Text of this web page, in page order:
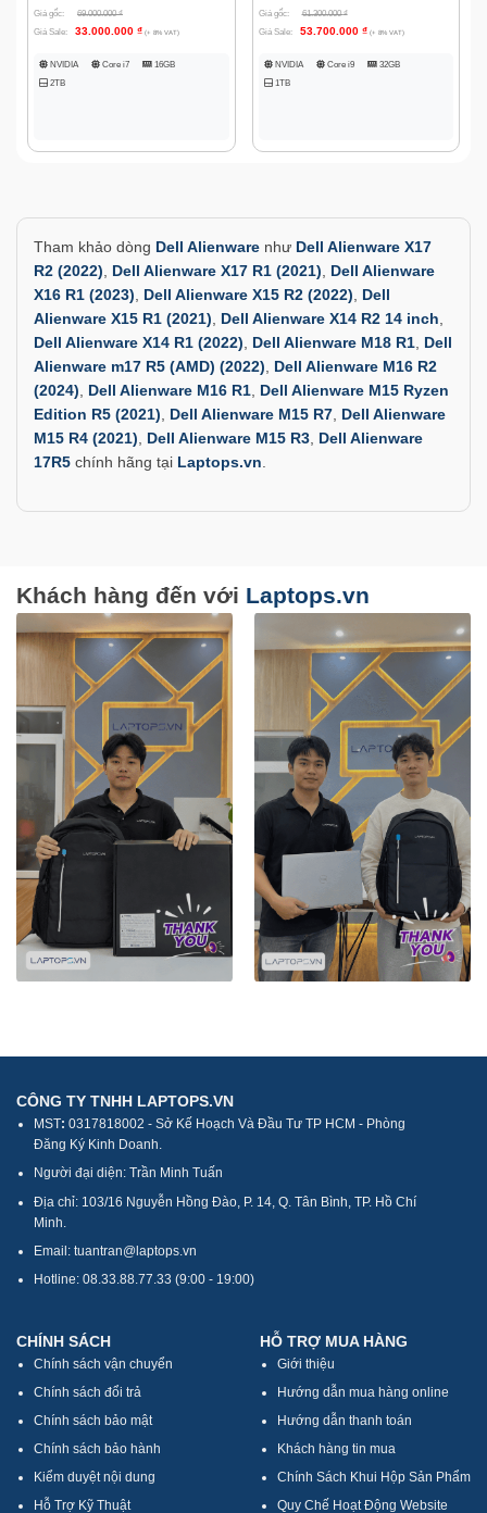
Giá gốc: 69.000.000₫
Giá Sale:
33.000.000 ₫ (+ 8% VAT)
NVIDIA Core i7
16GB
2TB
Giá gốc: 61.300.000₫
Giá Sale:
53.700.000 ₫ (+ 8% VAT)
NVIDIA Core i9
32GB
1TB
Tham khảo dòng Dell Alienware như Dell Alienware X17
R2 (2022), Dell Alienware X17 R1 (2021), Dell Alienware
X16 R1 (2023), Dell Alienware X15 R2 (2022), Dell
Alienware X15 R1 (2021), Dell Alienware X14 R2 14 inch,
Dell Alienware X14 R1 (2022), Dell Alienware M18 R1, Dell
Alienware m17 R5 (AMD) (2022), Dell Alienware M16 R2
(2024), Dell Alienware M16 R1, Dell Alienware M15 Ryzen
Edition R5 (2021), Dell Alienware M15 R7, Dell Alienware
M15 R4 (2021), Dell Alienware M15 R3, Dell Alienware
17R5 chính hãng tại Laptops.vn.
Khách hàng đến với Laptops.vn
CÔNG TY TNHH LAPTOPS.VN
MST: 0317818002 - Sở Kế Hoạch Và Đầu Tư TP HCM - Phòng
Đăng Ký Kinh Doanh.
Người đại diện: Trần Minh Tuấn
Địa chỉ: 103/16 Nguyễn Hồng Đào, P. 14, Q. Tân Bình, TP. Hồ Chí
Minh.
Email: tuantran@laptops.vn
Hotline: 08.33.88.77.33 (9:00 - 19:00)
CHÍNH SÁCH
Chính sách vận chuyển
Chính sách đổi trả
Chính sách bảo mật
Chính sách bảo hành
Kiểm duyệt nội dung
Hỗ Trợ Kỹ Thuật
HỖ TRỢ MUA HÀNG
Giới thiệu
Hướng dẫn mua hàng online
Hướng dẫn thanh toán
Khách hàng tin mua
Chính Sách Khui Hộp Sản Phẩm
Quy Chế Hoạt Động Website